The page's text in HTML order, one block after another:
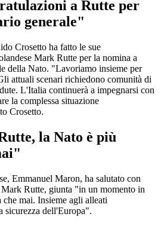
a Rutte per
generale"
Crosetto ha fatto le sue
Mark Rutte per la nomina a
della Nato. "Lavoriamo insieme per
attuali scenari richiedono comunità di
L'Italia continuerà a impegnarsi con
la complessa situazione
Crosetto.
la Nato è più
Emmanuel Maron, ha salutato con
Rutte, giunta "in un momento in
mai. Insieme agli alleati
sicurezza dell'Europa".